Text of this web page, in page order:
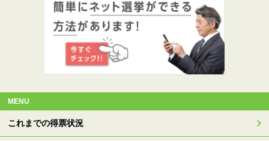
MENU
これまでの得票状況